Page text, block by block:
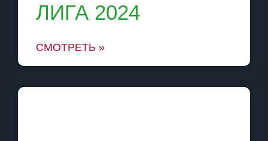
ЛИГА 2024
СМОТРЕТЬ »